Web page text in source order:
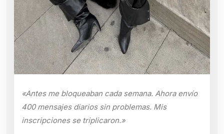
«Antes me bloqueaban cada semana. Ahora envío
400 mensajes diarios sin problemas. Mis
inscripciones se triplicaron.»